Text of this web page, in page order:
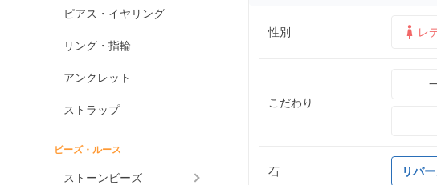
ピアス・イヤリング
リング・指輪
アンクレット
ストラップ
ビーズ・ルース
ストーンビーズ
性別 レ
こだわり
石 リバ